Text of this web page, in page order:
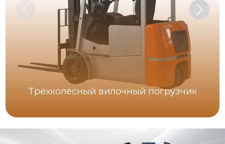
Трёхколёсный вилочный погрузчик